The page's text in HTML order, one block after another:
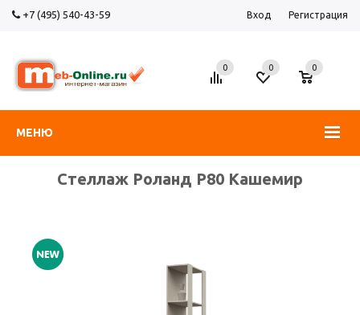
+7 (495) 540-43-59 Вход Регистрация
МЕНЮ
0 0
0
Стеллаж Роланд Р80 Кашемир